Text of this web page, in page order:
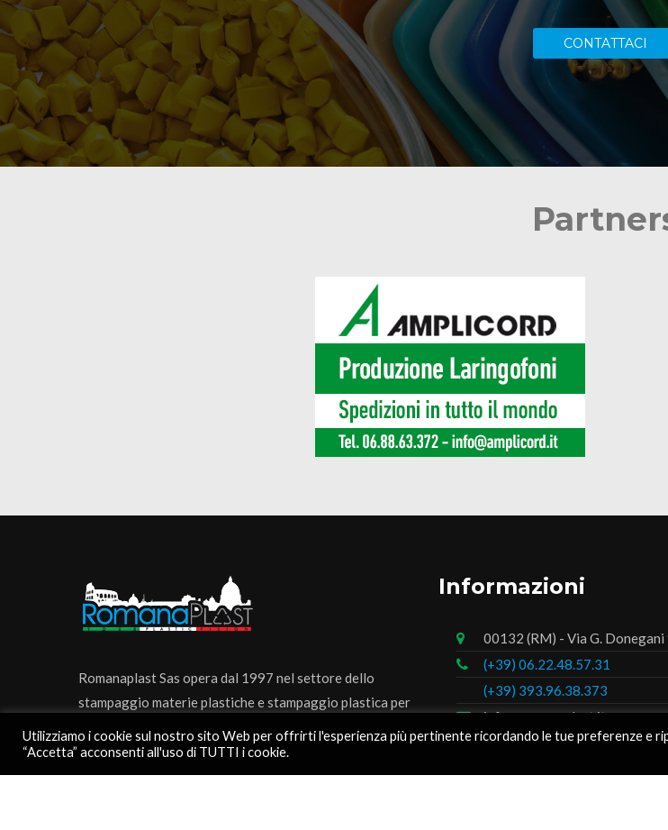
CONTATTACI
Romanaplast Sas opera dal 1997 nel settore dello
stampaggio materie plastiche e stampaggio plastica per
Informazioni
00132 (RM) - Via G. Donegani
(+39) 06.22.48.57.31
(+39) 393.96.38.373
info@romanaplast.it
Utilizziamo i cookie sul nostro sito Web per offrirti l'esperienza più pertinente ricordando le tue preferenze e
“Accetta” acconsenti all'uso di TUTTI i cookie.